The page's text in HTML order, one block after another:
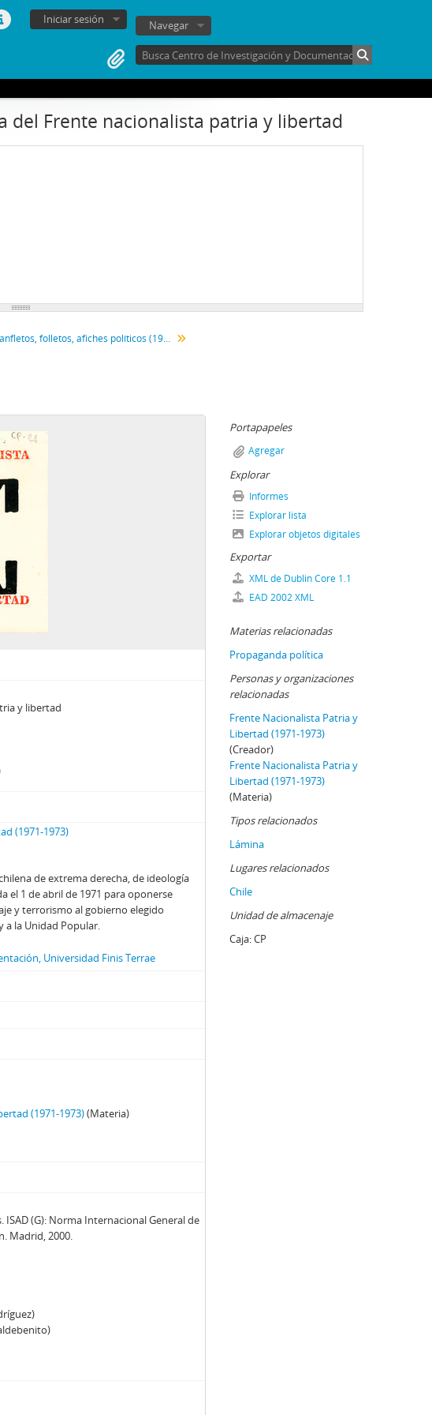
Iniciar sesión Navegar
del Frente nacionalista patria y libertad
Panfletos, folletos, afiches políticos (1970-1999)
y libertad
(1971-1973)
de extrema derecha, de ideología
el 1 de abril de 1971 para oponerse
y terrorismo al gobierno elegido
a la Unidad Popular.
Universidad Finis Terrae
(1971-1973)(Materia)
(G): Norma Internacional General de
Madrid, 2000.
Portapapeles
Agregar
Explorar
Informes
Explorar lista
Explorar objetos digitales
Exportar
XML de Dublin Core 1.1
EAD 2002 XML
Materias relacionadas
Propaganda política
Personas y organizaciones
relacionadas
Frente Nacionalista Patria y
Libertad (1971-1973)
(Creador)
Frente Nacionalista Patria y
Libertad (1971-1973)
(Materia)
Tipos relacionados
Lámina
Lugares relacionados
Chile
Unidad de almacenaje
Caja:CP